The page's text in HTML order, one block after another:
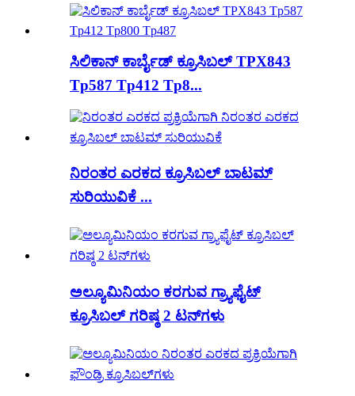
ಸಿಲಿಕಾನ್ ಕಾರ್ಬೈಡ್ ಕ್ರೂಸಿಬಲ್ TPX843
Tp587 Tp412 Tp8...
ನಿರಂತರ ಎರಕದ ಕ್ರೂಸಿಬಲ್ ಬಾಟಮ್
ಸುರಿಯುವಿಕೆ ...
ಅಲ್ಯೂಮಿನಿಯಂ ಕರಗುವ ಗ್ರ್ಯಾಫೈಟ್
ಕ್ರೂಸಿಬಲ್ ಗರಿಷ್ಠ 2 ಟನ್‌ಗಳು